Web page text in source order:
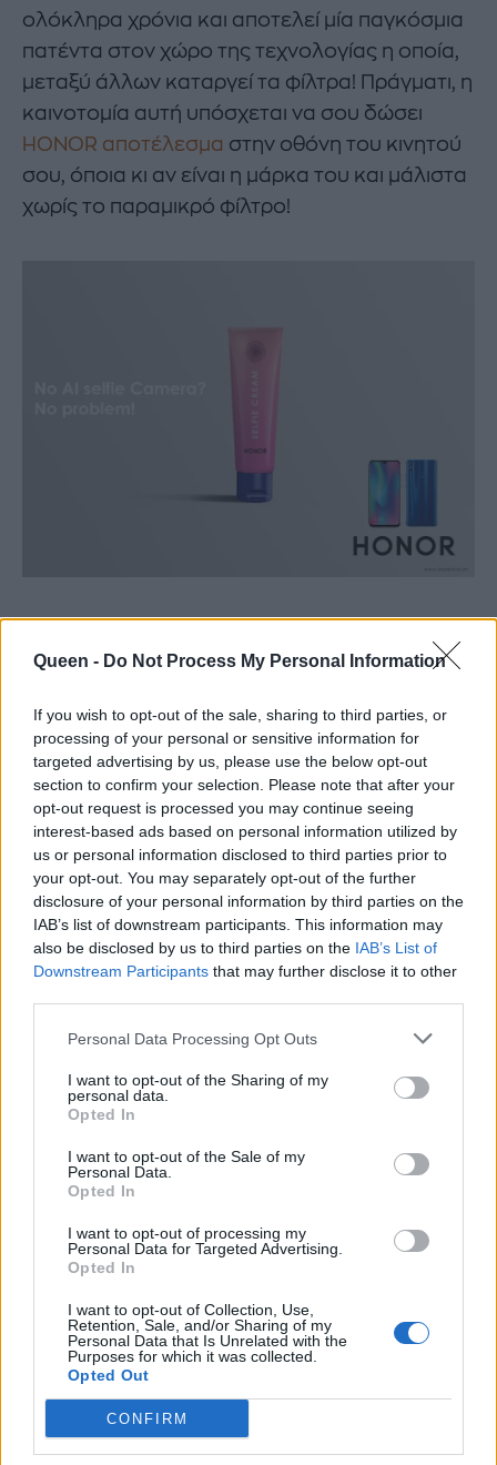
Queen - Do Not Process My Personal Information
If you wish to opt-out of the sale, sharing to third parties, or
processing of your personal or sensitive information for
targeted advertising by us, please use the below opt-out
section to confirm your selection. Please note that after your
opt-out request is processed you may continue seeing
interest-based ads based on personal information utilized by
us or personal information disclosed to third parties prior to
your opt-out. You may separately opt-out of the further
disclosure of your personal information by third parties on the
IAB’s list of downstream participants. This information may
also be disclosed by us to third parties on the IAB’s List of
Downstream Participants that may further disclose it to other
Personal Data Processing Opt Outs
I want to opt-out of the Sharing of my
personal data.
Opted In
I want to opt-out of the Sale of my
Personal Data.
Opted In
I want to opt-out of processing my
Personal Data for Targeted Advertising.
Opted In
I want to opt-out of Collection, Use,
Retention, Sale, and/or Sharing of my
Personal Data that Is Unrelated with the
Purposes for which it was collected.
Opted Out
CONFIRM
ολόκληρα χρόνια και αποτελεί μία παγκόσμια
πατέντα στον χώρο της τεχνολογίας η οποία,
μεταξύ άλλων καταργεί τα φίλτρα! Πράγματι, η
καινοτομία αυτή υπόσχεται να σου δώσει
HONOR αποτέλεσμα στην οθόνη του κινητού
σου, όποια κι αν είναι η μάρκα του και μάλιστα
χωρίς το παραμικρό φίλτρο!
Ελληνοαμερικανός Διευθυντής του Τομέα
Peter Selfiedes, «η Selfie Cream της HONOR
αποτελεί μία παγκόσμια πατέντα στον χώρο
της τεχνολογίας». Σύμφωνα με τον ίδιο, είναι
το αποτέλεσμα μίας σειράς ερευνών και
μελετών, οι οποίες κατάφεραν να
δημιουργήσουν το απόλυτο tech καλλυντικό
που χαρίζει αψεγάδιαστο φωτογραφικό
αποτέλεσμα με έμφαση στην ανάδειξη των
προσωπικών χαρακτηριστικών του καθενός,
όπως ακριβώς δηλαδή και ένα κινητό
HONOR».